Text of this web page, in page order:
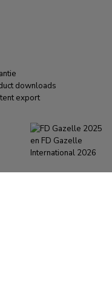
downloads
export